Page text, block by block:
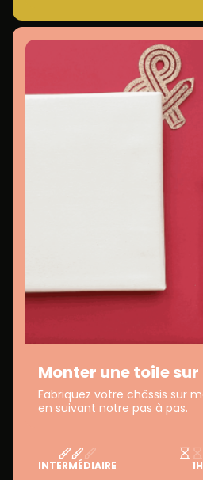
Monter une toile
Fabriquez votre châssis sur
en suivant notre pas à pas.
INTERMÉDIAIRE 1H